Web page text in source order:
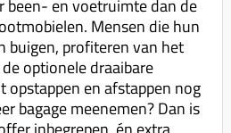
been- en voetruimte dan de
Mensen die hun
buigen, profiteren van het
optionele draaibare
en afstappen nog
bagage meenemen? Dan is